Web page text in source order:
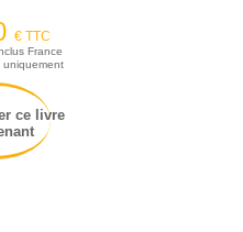
€ TTC
France
uniquement
ce livre